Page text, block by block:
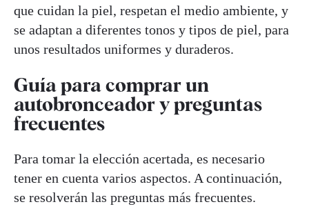
que cuidan la piel, respetan el medio ambiente, y
se adaptan a diferentes tonos y tipos de piel, para
unos resultados uniformes y duraderos.
Guía para comprar un
autobronceador y preguntas
frecuentes
Para tomar la elección acertada, es necesario
tener en cuenta varios aspectos. A continuación,
se resolverán las preguntas más frecuentes.